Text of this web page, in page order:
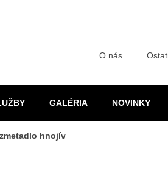
GALÉRIA NOVINKY
O nás
hnojív